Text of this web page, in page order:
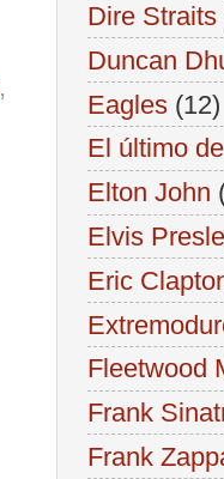
,
Dire Straits
Duncan
Eagles (12)
El último
Elton John
Elvis
Eric
Fleetwood
Frank
Frank